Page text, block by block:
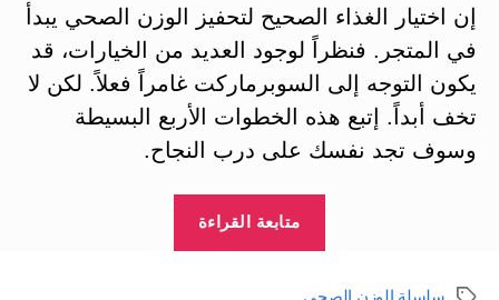
إن اختيار الغذاء الصحيح لتحفيز الوزن الصحي يبدأ
في المتجر. فنظراً لوجود العديد من الخيارات، قد
يكون التوجه إلى السوبرماركت غامراً فعلاً. لكن لا
تخف أبداً. إتبع هذه الخطوات الأربع البسيطة
وسوف تجد نفسك على درب النجاح.
متابعة القراءة
سلسلة الوزن الصحي